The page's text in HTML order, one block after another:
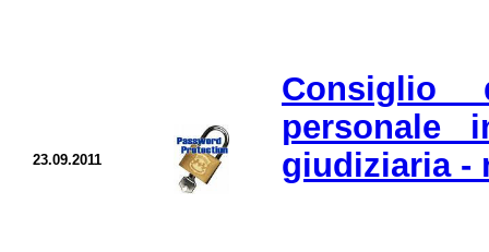
23.09.2011
Consiglio
personale
giudiziaria -